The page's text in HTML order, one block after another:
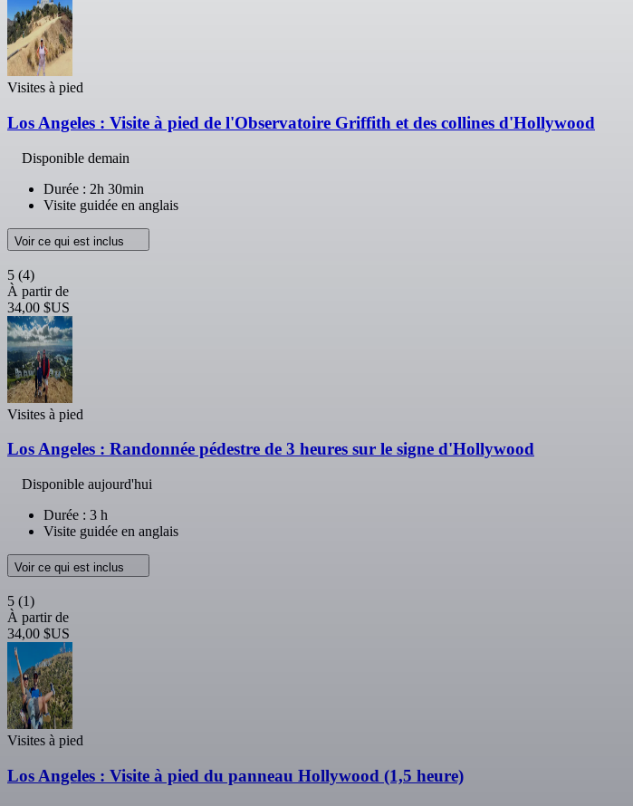
Visites à pied
Los Angeles : Visite à pied de l'Observatoire Griffith et des collines d'Hollywood
Disponible demain
Durée : 2h 30min
Visite guidée en anglais
Voir ce qui est inclus
5 (4)
À partir de
34,00 $US
Visites à pied
Los Angeles : Randonnée pédestre de 3 heures sur le signe d'Hollywood
Disponible aujourd'hui
Durée : 3 h
Visite guidée en anglais
Voir ce qui est inclus
5 (1)
À partir de
34,00 $US
Visites à pied
Los Angeles : Visite à pied du panneau Hollywood (1,5 heure)